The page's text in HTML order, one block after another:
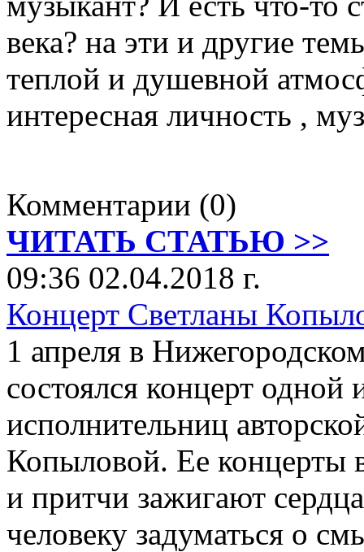
века? на эти и другие
теплой и душевной
интересная личность ,
Комментарии (0)
ЧИТАТЬ СТАТЬЮ >>
09:36 02.04.2018 г.
Концерт Светланы
1 апреля в
состоялся концерт одной
исполнительниц
Копыловой. Ее концерты
и притчи зажигают
человеку задуматься о